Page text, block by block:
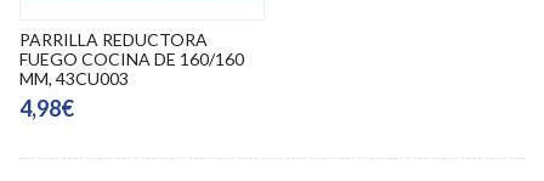
PARRILLA REDUCTORA
FUEGO COCINA DE 160/160
MM, 43CU003
4,98€